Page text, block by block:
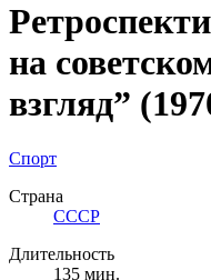
на
взгляд”
Спорт
Страна
СССР
Длительность
135 мин.